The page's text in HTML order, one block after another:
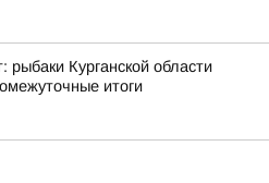
рыбаки Курганской области
итоги